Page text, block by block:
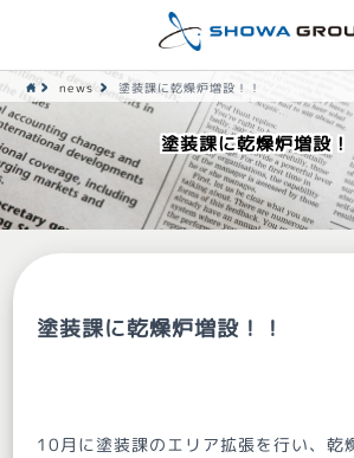
塗装課に乾燥炉増設
news 塗装課に乾燥炉増設！！
塗装課に乾燥炉増設！！
10月に塗装課のエリア拡張を行い、乾